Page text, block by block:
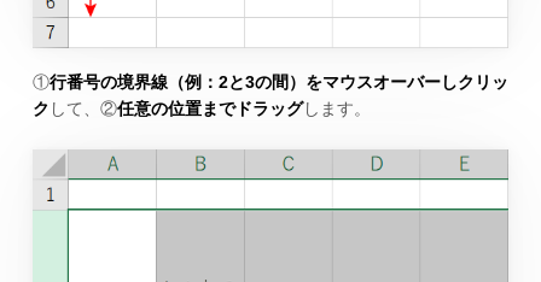
①行番号の境界線（例：2と3の間）をマウスオーバーしクリッ
ク して、②任意の位置までドラッグします。